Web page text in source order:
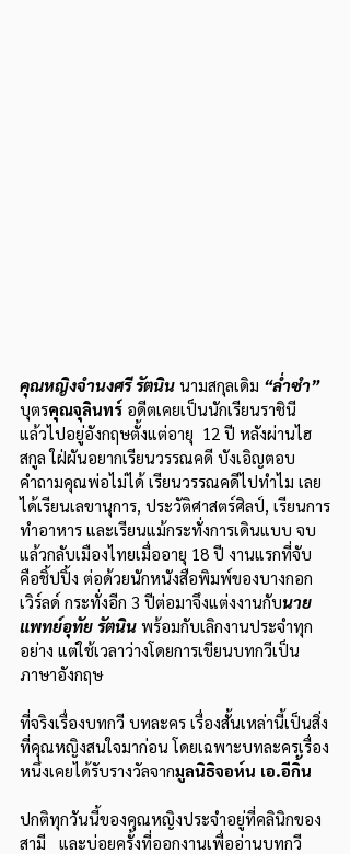
คุณหญิงจำนงศรี รัตนิน นามสกุลเดิม “ล่ำซำ”
บุตรคุณจุลินทร์ อดีตเคยเป็นนักเรียนราชินี
แล้วไปอยู่อังกฤษตั้งแต่อายุ  12 ปี หลังผ่านไฮ
สกูล ใฝ่ผันอยากเรียนวรรณคดี บังเอิญตอบ
คำถามคุณพ่อไม่ได้ เรียนวรรณคดีไปทำไม เลย
ได้เรียนเลขานุการ, ประวัติศาสตร์ศิลป์, เรียนการ
ทำอาหาร และเรียนแม้กระทั่งการเดินแบบ จบ
แล้วกลับเมืองไทยเมื่ออายุ 18 ปี งานแรกที่จับ
คือชิ้ปปิ้ง ต่อด้วยนักหนังสือพิมพ์ของบางกอก
เวิร์ลด์ กระทั่งอีก 3 ปีต่อมาจึงแต่งงานกับนาย
แพทย์อุทัย รัตนิน พร้อมกับเลิกงานประจำทุก
อย่าง แต่ใช้เวลาว่างโดยการเขียนบทกวีเป็น
ภาษาอังกฤษ
ที่จริงเรื่องบทกวี บทละคร เรื่องสั้นเหล่านี้เป็นสิ่ง
ที่คุณหญิงสนใจมาก่อน โดยเฉพาะบทละครเรื่อง
หนึ่งเคยได้รับรางวัลจากมูลนิธิจอห์น เอ.อีกิ้น
ปกติทุกวันนี้ของคุณหญิงประจำอยู่ที่คลินิกของ
สามี   และบ่อยครั้งที่ออกงานเพื่ออ่านบทกวี